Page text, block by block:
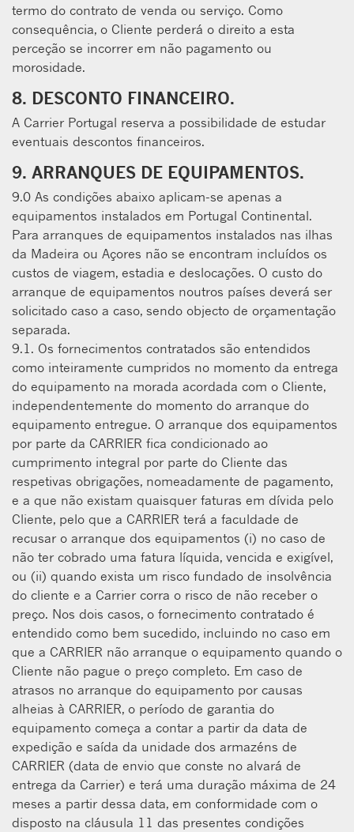
termo do contrato de venda ou serviço. Como
consequência, o Cliente perderá o direito a esta
perceção se incorrer em não pagamento ou
morosidade.
8. DESCONTO FINANCEIRO.
A Carrier Portugal reserva a possibilidade de estudar
eventuais descontos ﬁnanceiros.
9. ARRANQUES DE EQUIPAMENTOS.
9.0 As condições abaixo aplicam-se apenas a
equipamentos instalados em Portugal Continental.
Para arranques de equipamentos instalados nas ilhas
da Madeira ou Açores não se encontram incluídos os
custos de viagem, estadia e deslocações. O custo do
arranque de equipamentos noutros países deverá ser
solicitado caso a caso, sendo objecto de orçamentação
separada.
9.1. Os fornecimentos contratados são entendidos
como inteiramente cumpridos no momento da entrega
do equipamento na morada acordada com o Cliente,
independentemente do momento do arranque do
equipamento entregue. O arranque dos equipamentos
por parte da CARRIER fica condicionado ao
cumprimento integral por parte do Cliente das
respetivas obrigações, nomeadamente de pagamento,
e a que não existam quaisquer faturas em dívida pelo
Cliente, pelo que a CARRIER terá a faculdade de
recusar o arranque dos equipamentos (i) no caso de
não ter cobrado uma fatura líquida, vencida e exigível,
ou (ii) quando exista um risco fundado de insolvência
do cliente e a Carrier corra o risco de não receber o
preço. Nos dois casos, o fornecimento contratado é
entendido como bem sucedido, incluindo no caso em
que a CARRIER não arranque o equipamento quando o
Cliente não pague o preço completo. Em caso de
atrasos no arranque do equipamento por causas
alheias à CARRIER, o período de garantia do
equipamento começa a contar a partir da data de
expedição e saída da unidade dos armazéns de
CARRIER (data de envio que conste no alvará de
entrega da Carrier) e terá uma duração máxima de 24
meses a partir dessa data, em conformidade com o
disposto na cláusula 11 das presentes condições